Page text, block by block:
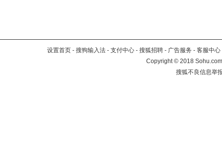
设置首页 - 搜狗输入法 - 支付中心 - 搜狐招聘 - 广告服务 - 客服中心
Copyright©2018
搜狐不良信息举